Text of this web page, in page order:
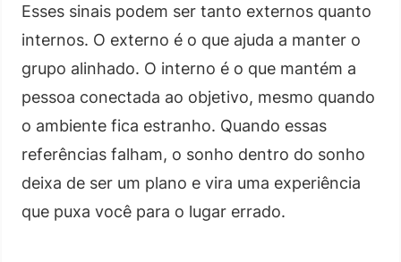
Esses sinais podem ser tanto externos quanto
internos. O externo é o que ajuda a manter o
grupo alinhado. O interno é o que mantém a
pessoa conectada ao objetivo, mesmo quando
o ambiente fica estranho. Quando essas
referências falham, o sonho dentro do sonho
deixa de ser um plano e vira uma experiência
que puxa você para o lugar errado.